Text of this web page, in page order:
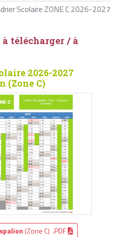
Scolaire ZONE C 2026-2027
télécharger / à
2026-2027
(Zone C)
(Zone C) .PDF